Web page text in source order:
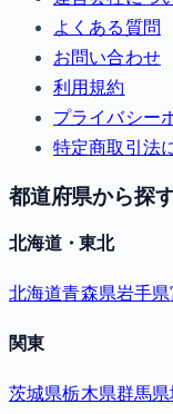
よくある質問
お問い合わせ
利用規約
プライバシー
特定商取引法
都道府県から探
北海道・東北
北海道青森県岩手県
関東
茨城県栃木県群馬県